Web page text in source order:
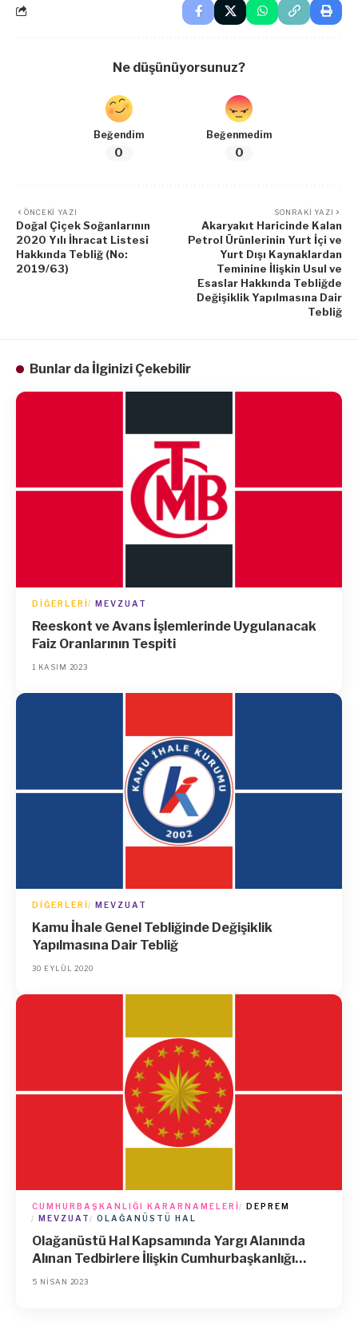
Ne düşünüyorsunuz?
Beğendim
0
Beğenmedim
0
ÖNCEKI YAZI
Doğal Çiçek Soğanlarının
2020 Yılı İhracat Listesi
Hakkında Tebliğ (No:
2019/63)
SONRAKI YAZI
Akaryakıt Haricinde Kalan
Petrol Ürünlerinin Yurt İçi ve
Yurt Dışı Kaynaklardan
Teminine İlişkin Usul ve
Esaslar Hakkında Tebliğde
Değişiklik Yapılmasına Dair
Tebliğ
Bunlar da İlginizi Çekebilir
DIĞERLERI MEVZUAT
Reeskont ve Avans İşlemlerinde Uygulanacak
Faiz Oranlarının Tespiti
1 KASIM 2023
DIĞERLERI MEVZUAT
Kamu İhale Genel Tebliğinde Değişiklik
Yapılmasına Dair Tebliğ
30 EYLÜL 2020
CUMHURBAŞKANLIĞI KARARNAMELERI
DEPREM
MEVZUAT
OLAĞANÜSTÜ HAL
Olağanüstü Hal Kapsamında Yargı Alanında
Alınan Tedbirlere İlişkin Cumhurbaşkanlığı
Kararnamesinde Değişiklik Yapılmasına Dair
5 NISAN 2023